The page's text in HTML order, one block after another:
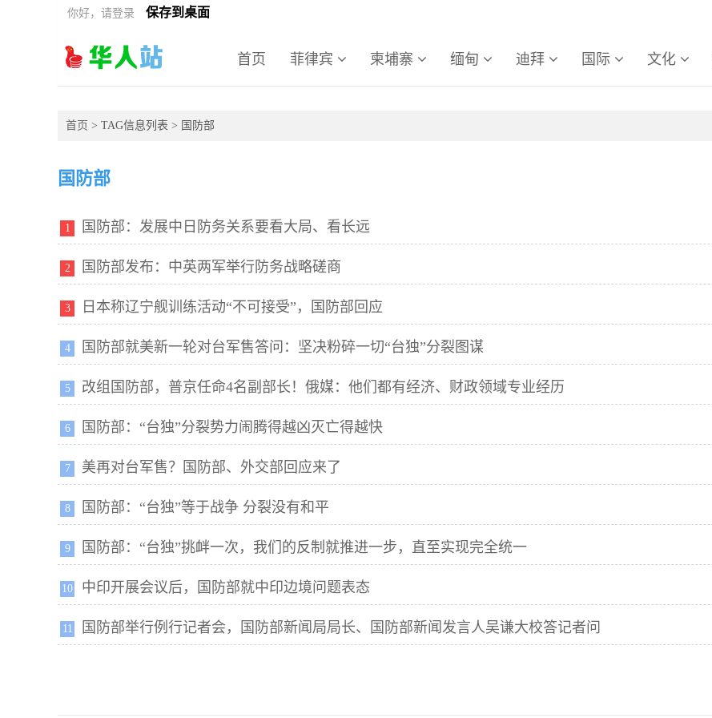
首页 菲律宾 柬埔寨 缅甸 迪拜 国际 文化
你好，请登录 保存到桌面
首页 > TAG信息列表 > 国防部
国防部
1 国防部：发展中日防务关系要看大局、看长远
2 国防部发布：中英两军举行防务战略磋商
3 日本称辽宁舰训练活动“不可接受”，国防部回应
4 国防部就美新一轮对台军售答问：坚决粉碎一切“台独”分裂图谋
5 改组国防部，普京任命4名副部长！俄媒：他们都有经济、财政领域专业经历
6 国防部：“台独”分裂势力闹腾得越凶灭亡得越快
7 美再对台军售？国防部、外交部回应来了
8 国防部：“台独”等于战争 分裂没有和平
9 国防部：“台独”挑衅一次，我们的反制就推进一步，直至实现完全统一
10 中印开展会议后，国防部就中印边境问题表态
11 国防部举行例行记者会，国防部新闻局局长、国防部新闻发言人吴谦大校答记者问